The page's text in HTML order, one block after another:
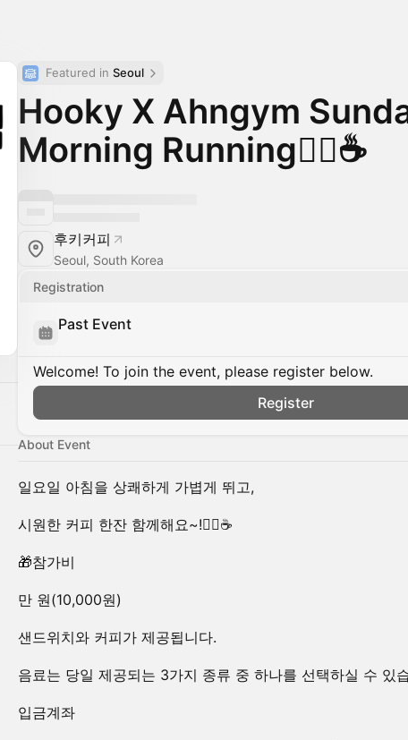
Featured in Seoul
Hooky X Ahngym
Morning Running🏃‍♂️☕️
후키커피
Seoul, South Korea
Registration
Past Event
Welcome! To join the event, please register below.
Register
About Event
일요일 아침을 상쾌하게 가볍게 뛰고,
시원한 커피 한잔 함께해요~!🏃‍♂️☕️
🎁참가비
만 원(10,000원)
샌드위치와 커피가 제공됩니다.
음료는 당일 제공되는 3가지 종류 중 하나를 선택하실 수 있
입금계좌